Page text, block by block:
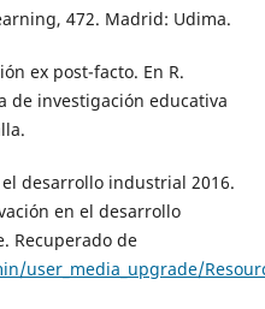
472. Madrid: Udima.
ex post-facto. En R.
de investigación educativa
desarrollo industrial 2016.
en el desarrollo
Recuperado de